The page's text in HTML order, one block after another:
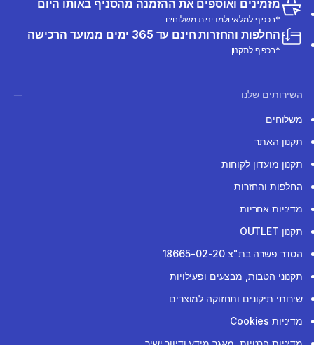
מזמינים ואוספים את ההזמנה מהסניף באותו היום
*בכפוף למלאי ולמדיניות משלוחים
החלפות והחזרות חינם עד 365 ימים ממועד הרכישה
*בכפוף לתקנון
השירותים שלנו
משלוחים
תקנון האתר
תקנון מועדון לקוחות
החלפות והחזרות
מדיניות אחריות
תקנון OUTLET
הסדר פשרה בת"צ 18665-02-20
תקנוני הטבות, מבצעים ופעילויות
שירותי תיקונים ותחזוקה למוצרים
מדיניות Cookies